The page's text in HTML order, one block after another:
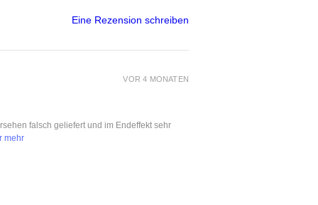
Eine Rezension schreiben
VOR 4 MONATEN
falsch geliefert und im Endeffekt sehr
mehr